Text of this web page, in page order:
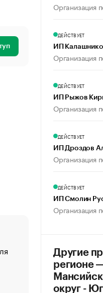
«От спорта тело
создавшей GTA
«Деньги будут не
Economist
Организация
ДЕЙСТВУЕТ
ИП
Организация
ДЕЙСТВУЕТ
ИП Рыжов
Организация
ДЕЙСТВУЕТ
ИП Дроздов
Организация
ДЕЙСТВУЕТ
ИП Смолин
Организация
Другие
регионе
округ -